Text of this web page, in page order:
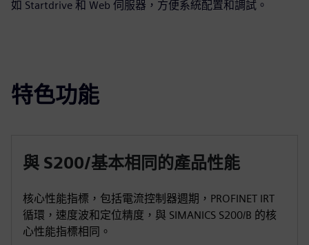
如 Startdrive 和 Web 伺服器，方便系統配置和調試。
特色功能
與 S200/基本相同的產品性能
核心性能指標，包括電流控制器週期，PROFINET IRT
循環，速度波和定位精度，與 SIMANICS S200/B 的核
心性能指標相同。